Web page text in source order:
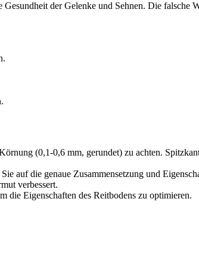
der Gelenke und Sehnen. Die falsche
(0,1-0,6 mm, gerundet) zu achten.
auf die genaue Zusammensetzung und
verbessert.
die Eigenschaften des Reitbodens zu optimieren.